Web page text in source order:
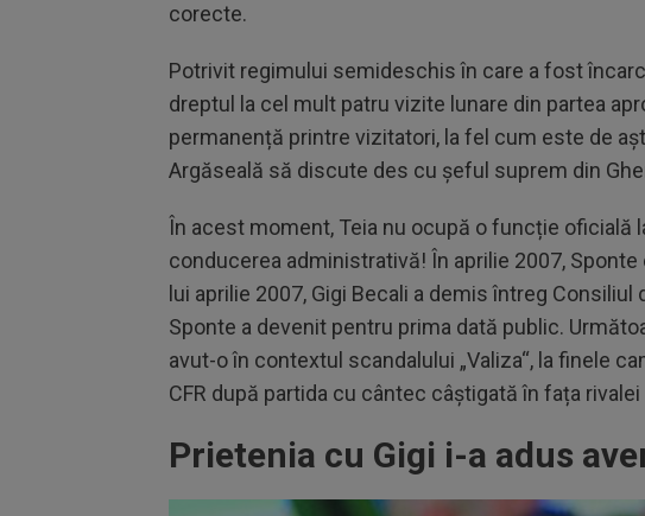
corecte.
Potrivit regimului semideschis în care a fost
dreptul la cel mult patru vizite lunare din partea
permanență printre vizitatori, la fel cum este de
Argăseală să discute des cu șeful suprem din
În acest moment, Teia nu ocupă o funcție oficială
conducerea administrativă! În aprilie 2007,
lui aprilie 2007, Gigi Becali a demis întreg
Sponte a devenit pentru prima dată public.
avut-o în contextul scandalului „Valiza“, la finele
CFR după partida cu cântec câștigată în fața rivalei
Prietenia cu Gigi i-a adus